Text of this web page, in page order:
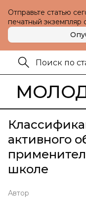
Отправьте статью
печатный экземпляр
активного
школе
Автор